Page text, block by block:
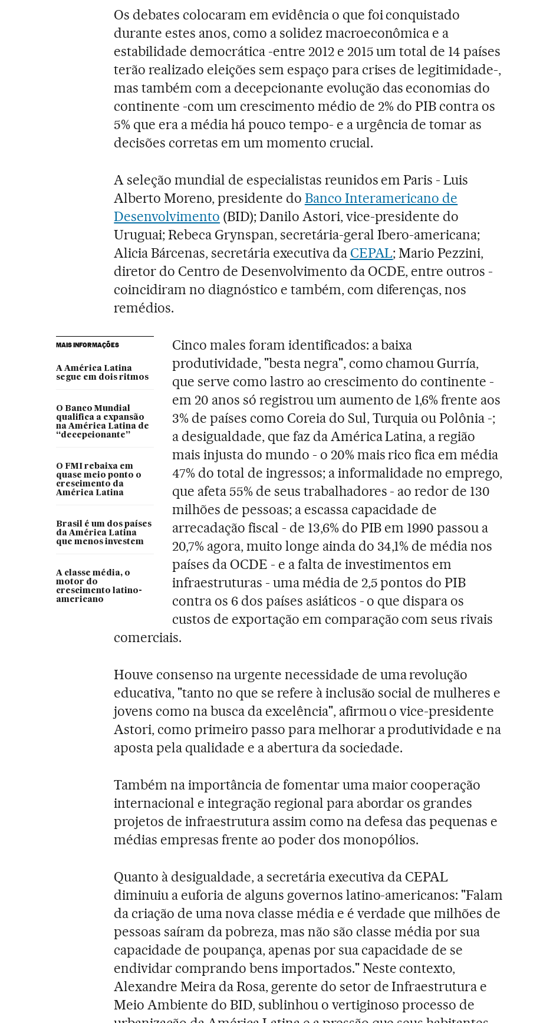
Os debates colocaram em evidência o que foi conquistado
durante estes anos, como a solidez macroeconômica e a
estabilidade democrática -entre 2012 e 2015 um total de 14 países
terão realizado eleições sem espaço para crises de legitimidade-,
mas também com a decepcionante evolução das economias do
continente -com um crescimento médio de 2% do PIB contra os
5% que era a média há pouco tempo- e a urgência de tomar as
decisões corretas em um momento crucial.
A seleção mundial de especialistas reunidos em Paris - Luis
Alberto Moreno, presidente do Banco Interamericano de
Desenvolvimento (BID); Danilo Astori, vice-presidente do
Uruguai; Rebeca Grynspan, secretária-geral Ibero-americana;
Alicia Bárcenas, secretária executiva da CEPAL; Mario Pezzini,
diretor do Centro de Desenvolvimento da OCDE, entre outros -
coincidiram no diagnóstico e também, com diferenças, nos
remédios.
MAIS INFORMAÇÕES
A América Latina
segue em dois ritmos
O Banco Mundial
qualifica a expansão
na América Latina de
“decepcionante”
O FMI rebaixa em
quase meio ponto o
crescimento da
América Latina
Brasil é um dos países
da América Latina
que menos investem
A classe média, o
motor do
crescimento latino-
americano
Cinco males foram identificados: a baixa
produtividade, "besta negra", como chamou Gurría,
que serve como lastro ao crescimento do continente -
em 20 anos só registrou um aumento de 1,6% frente aos
3% de países como Coreia do Sul, Turquia ou Polônia -;
a desigualdade, que faz da América Latina, a região
mais injusta do mundo - o 20% mais rico fica em média
47% do total de ingressos; a informalidade no emprego,
que afeta 55% de seus trabalhadores - ao redor de 130
milhões de pessoas; a escassa capacidade de
arrecadação fiscal - de 13,6% do PIB em 1990 passou a
20,7% agora, muito longe ainda do 34,1% de média nos
países da OCDE - e a falta de investimentos em
infraestruturas - uma média de 2,5 pontos do PIB
contra os 6 dos países asiáticos - o que dispara os
custos de exportação em comparação com seus rivais
comerciais.
Houve consenso na urgente necessidade de uma revolução
educativa, "tanto no que se refere à inclusão social de mulheres e
jovens como na busca da excelência", afirmou o vice-presidente
Astori, como primeiro passo para melhorar a produtividade e na
aposta pela qualidade e a abertura da sociedade.
Também na importância de fomentar uma maior cooperação
internacional e integração regional para abordar os grandes
projetos de infraestrutura assim como na defesa das pequenas e
médias empresas frente ao poder dos monopólios.
Quanto à desigualdade, a secretária executiva da CEPAL
diminuiu a euforia de alguns governos latino-americanos: "Falam
da criação de uma nova classe média e é verdade que milhões de
pessoas saíram da pobreza, mas não são classe média por sua
capacidade de poupança, apenas por sua capacidade de se
endividar comprando bens importados." Neste contexto,
Alexandre Meira da Rosa, gerente do setor de Infraestrutura e
Meio Ambiente do BID, sublinhou o vertiginoso processo de